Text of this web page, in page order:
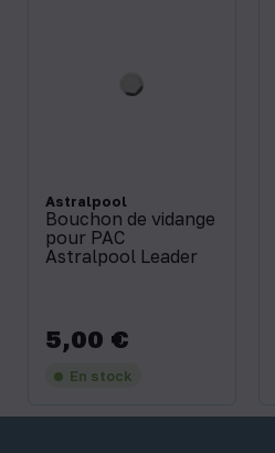
Astralpool
Bouchon de vidange
pour PAC
Astralpool Leader
Prix
5,00 €
En stock